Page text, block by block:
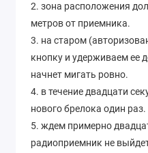
2. зона расположения
метров от приемника.
3. на старом
кнопку и удерживаем ее
начнет мигать ровно.
4. в течение двадцати
нового брелока один раз.
5. ждем примерно
радиоприемник не